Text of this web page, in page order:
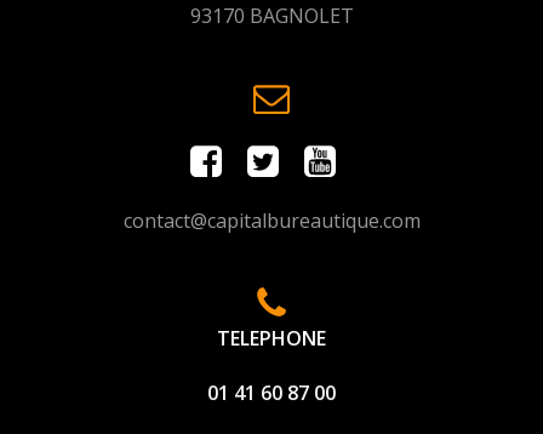
93170 BAGNOLET
contact@capitalbureautique.com
TELEPHONE
01 41 60 87 00